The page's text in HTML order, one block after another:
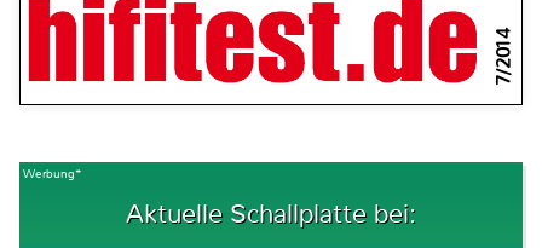
7/2014
Werbung*
Aktuelle Schallplatte bei: